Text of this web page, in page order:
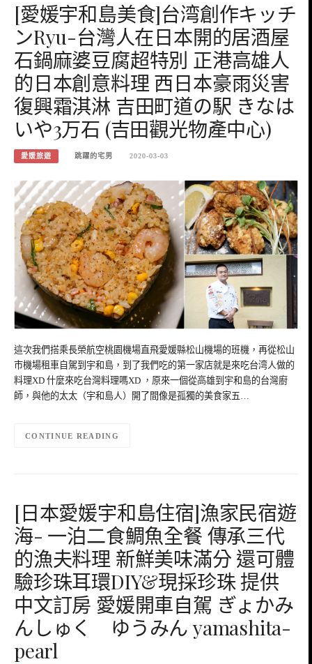
[愛媛宇和島美食]台湾創作キッチ
ンRyu-台灣人在日本開的居酒屋
石鍋麻婆豆腐超特別 正港高雄人
的日本創意料理 西日本豪雨災害
復興霜淇淋 吉田町道の駅 きなは
いや3万石 (吉田觀光物產中心)
愛媛旅遊 跳躍的宅男 2020-03-03
這次我們搭乘長榮航空桃園機場直飛愛媛縣松山機場的班機，再從松山
市機場租車自駕到宇和島，到了我們吃的第一家店就是來吃台湾人做的
料理XD 什麼來吃台灣料理嗎XD ，原來一個從高雄到宇和島的台灣廚
師，與他的太太（宇和島人）開了間像是孤獨的美食家五…
CONTINUE READING
[日本愛媛宇和島住宿]漁家民宿遊
海- 一泊二食鯛魚全餐 傳承三代
的漁夫料理 新鮮美味滿分 還可體
驗珍珠耳環DIY&現採珍珠 提供
中文訂房 愛媛開車自駕 ぎょかみ
んしゅく ゆうみん yamashita-
pearl